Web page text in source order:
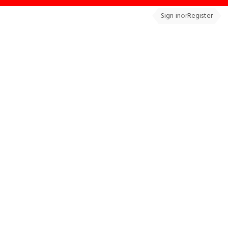
Sign inorRegister